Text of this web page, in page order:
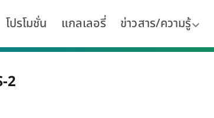
โปรโมชั่น แกลเลอรี่ ข่าวสาร/ความรู้
2